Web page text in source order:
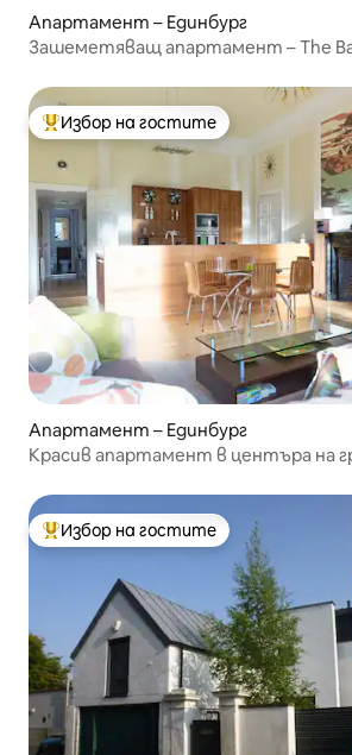
Апартамент – Единбург
Зашеметяващ апартамент – The
Най-популярен избор на гостите
Избор на гостите
Апартамент – Единбург
Красив апартамент в центъра на
Най-популярен избор на гостите
Избор на гостите